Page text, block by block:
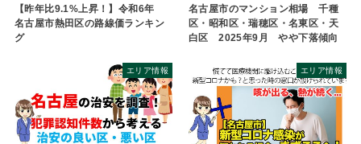
【昨年比9.1%上昇！】令和6年
名古屋市熱田区の路線価ランキン
グ
名古屋市のマンション相場 千種
区・昭和区・瑞穂区・名東区・天
白区 2025年9月 やや下落傾向
エリア情報 エリア情報